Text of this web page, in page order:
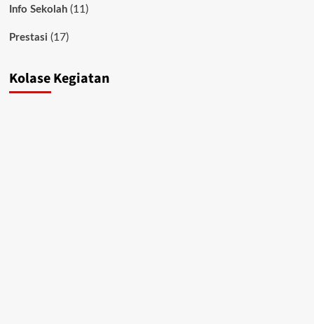
Info Sekolah(11)
Prestasi (17)
Kolase Kegiatan